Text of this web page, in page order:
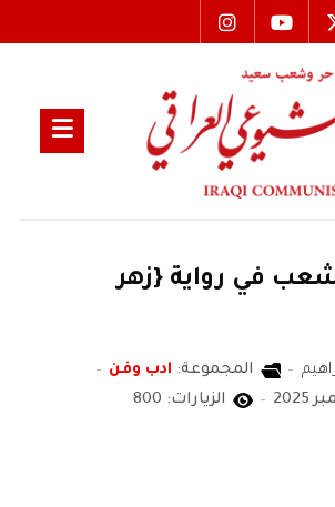
في رواية {زهر
المجموعة: ادب وفن
الزيارات: 800